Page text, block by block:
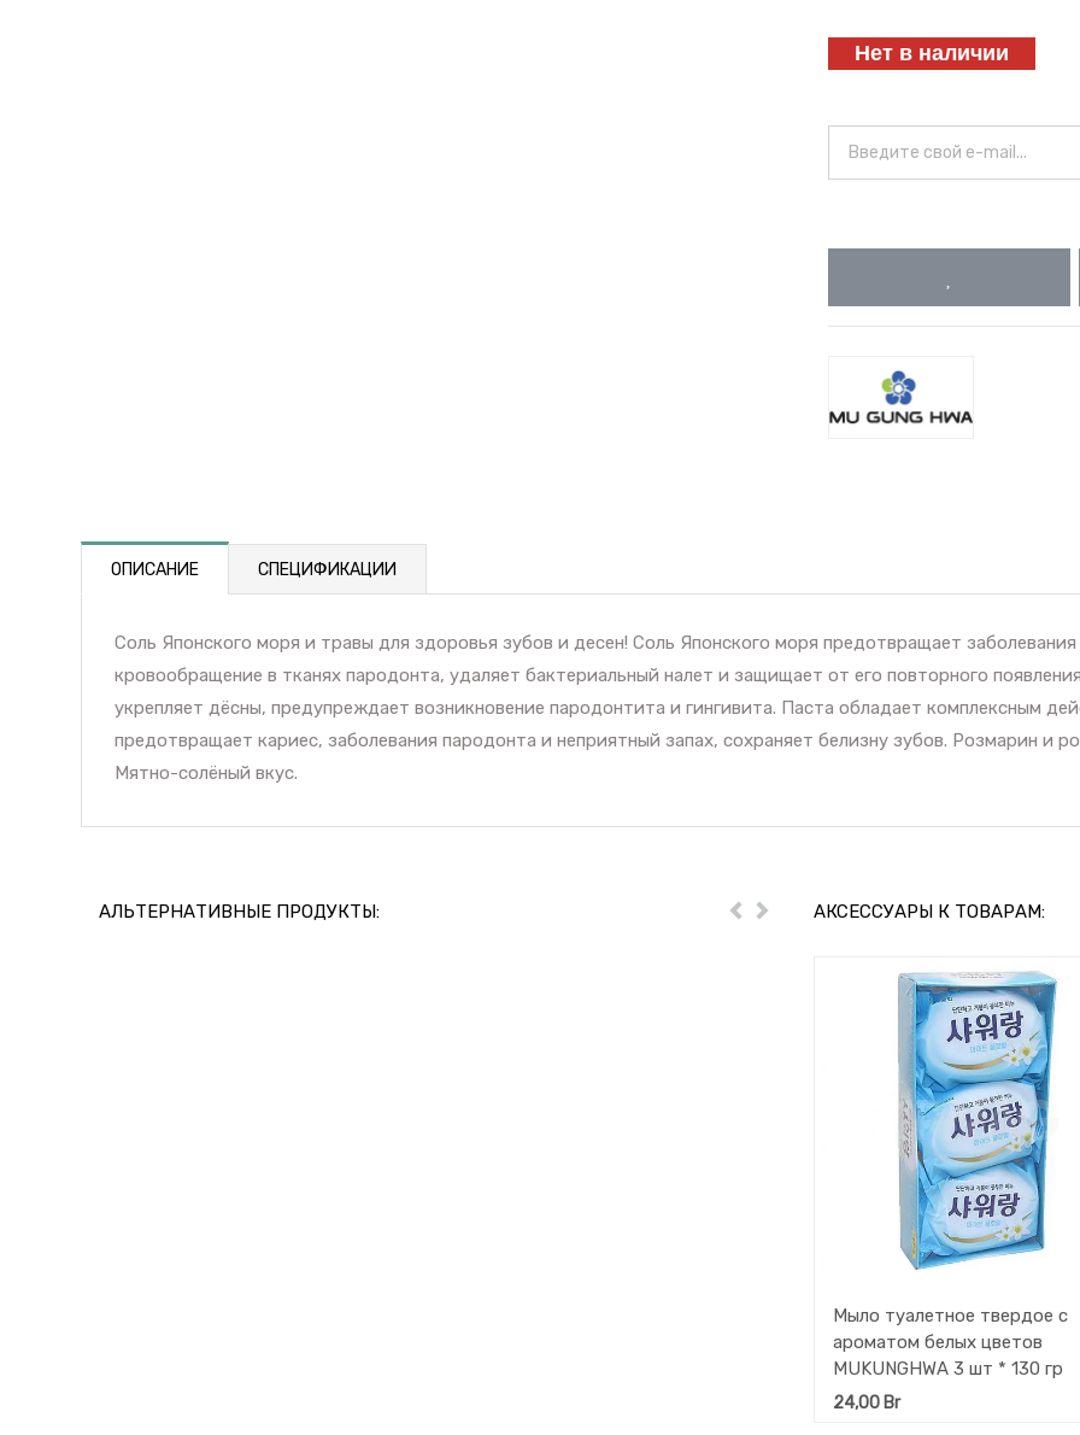
Нет в наличии
ОПИСАНИЕ СПЕЦИФИКАЦИИ
Соль Японского моря и травы для здоровья зубов и десен! Соль Японского моря предотвращает
кровообращение в тканях пародонта, удаляет бактериальный налет и защищает от его повторного
укрепляет дёсны, предупреждает возникновение пародонтита и гингивита. Паста обладает комплексным
предотвращает кариес, заболевания пародонта и неприятный запах, сохраняет белизну зубов. Розмарин и
Мятно-солёный вкус.
АЛЬТЕРНАТИВНЫЕ ПРОДУКТЫ: ПредДалее АКСЕССУАРЫ К ТОВАРАМ:
Мыло туалетное твердое с
ароматом белых цветов
MUKUNGHWA 3 шт * 130 гр
24,00Br